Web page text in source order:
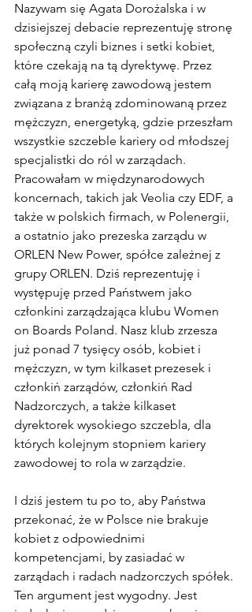
Nazywam się Agata Dorożalska i w
dzisiejszej debacie reprezentuję stronę
społeczną czyli biznes i setki kobiet,
które czekają na tą dyrektywę. Przez
całą moją karierę zawodową jestem
związana z branżą zdominowaną przez
mężczyzn, energetyką, gdzie przeszłam
wszystkie szczeble kariery od młodszej
specjalistki do ról w zarządach.
Pracowałam w międzynarodowych
koncernach, takich jak Veolia czy EDF, a
także w polskich firmach, w Polenergii,
a ostatnio jako prezeska zarządu w
ORLEN New Power, spółce zależnej z
grupy ORLEN. Dziś reprezentuję i
występuję przed Państwem jako
członkini zarządzająca klubu Women
on Boards Poland. Nasz klub zrzesza
już ponad 7 tysięcy osób, kobiet i
mężczyzn, w tym kilkaset prezesek i
członkiń zarządów, członkiń Rad
Nadzorczych, a także kilkaset
dyrektorek wysokiego szczebla, dla
których kolejnym stopniem kariery
zawodowej to rola w zarządzie.
I dziś jestem tu po to, aby Państwa
przekonać, że w Polsce nie brakuje
kobiet z odpowiednimi
kompetencjami, by zasiadać w
zarządach i radach nadzorczych spółek.
Ten argument jest wygodny. Jest